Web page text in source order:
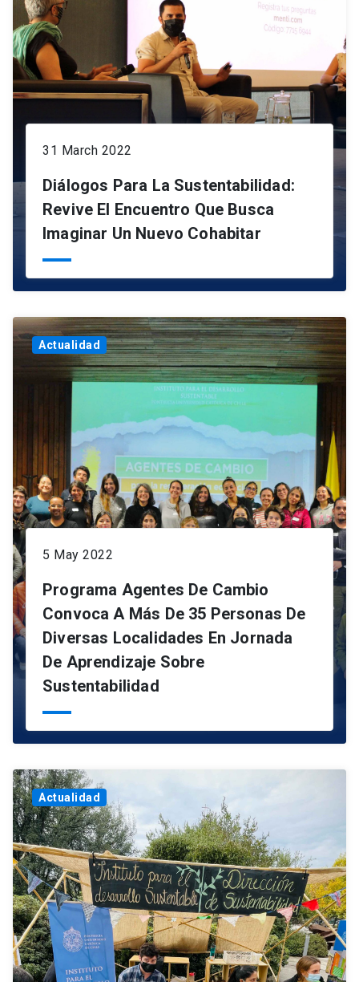
31 March 2022
Diálogos Para La Sustentabilidad:
Revive El Encuentro Que Busca
Imaginar Un Nuevo Cohabitar
Actualidad
5 May 2022
Programa Agentes De Cambio
Convoca A Más De 35 Personas De
Diversas Localidades En Jornada
De Aprendizaje Sobre
Sustentabilidad
Actualidad